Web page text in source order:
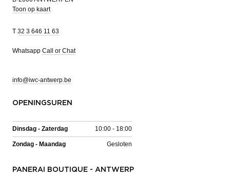
Toon op kaart
T 32 3 646 11 63
Whatsapp Call or Chat
info@iwc-antwerp.be
OPENINGSUREN
Dinsdag - Zaterdag 10:00 - 18:00
Zondag - Maandag Gesloten
PANERAI BOUTIQUE - ANTWERP